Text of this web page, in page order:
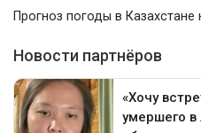
Прогноз погоды в Казахстане